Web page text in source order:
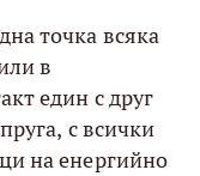
точка всяка
в
един с друг
с всички
на енергийно